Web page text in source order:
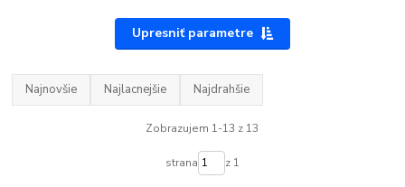
Upresniť parametre
Najnovšie Najlacnejšie Najdrahšie
Zobrazujem 1-13 z 13
strana z 1